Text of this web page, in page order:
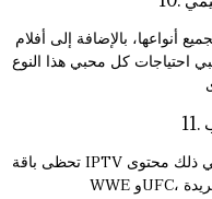
أنواعها، بالإضافة إلى أفلام
احتياجات كل محبي هذا النوع
تحظى باقة IPTV أيضًا بمحتوى خاص لمحبي المصارعة، بما في ذلك محتوى